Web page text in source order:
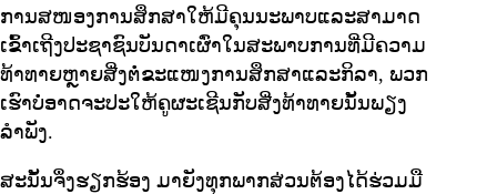
ການສໜອງການສຶກສາໃຫ້ມີຄຸນນະພາບແລະສາມາດ
ເຂົ້າເຖີງປະຊາຊົນບັນດາເຜົ່າໃນສະພາບການທີ່ມີຄວາມ
ທ້າທາຍຫຼາຍສີ່ງຕໍ່ຂະແໜງການສຶກສາແລະກິລາ, ພວກ
ເຮົາບໍ່ອາດຈະປະໃຫ້ຄູຜະເຊີນກັບສີ່ງທ້າທາຍນັ້ນພຽງ
ລຳພັງ.
ສະນັ້ນຈຶ່ງຮຽກຮ້ອງ ມາຍັງທຸກພາກສ່ວນຕ້ອງໄດ້ຮ່ວມມື